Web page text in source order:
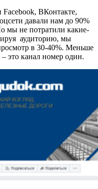
ВКонтакте,
давали нам до 90%
мы не потратили какие-
аудиторию, мы
в 30-40%. Меньше
это канал номер один.